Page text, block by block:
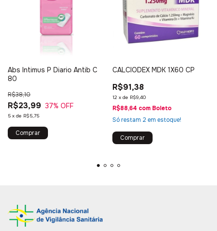
Abs Intimus P Diario Antib C
80
R$23,99
R$38,10
37% OFF
5 x de R$5,75
CALCIODEX MDK 1X60 CP
R$91,38
12 x de R$9,40
R$88,64 com Boleto
Só restam 2 em estoque!